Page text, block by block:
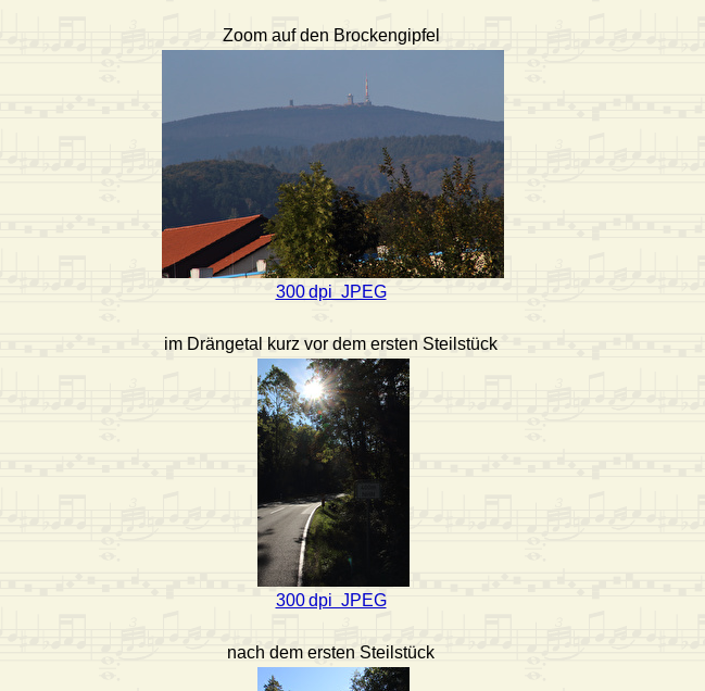
Zoom auf den Brockengipfel
300 dpi JPEG
im Drängetal kurz vor dem ersten Steilstück
300 dpi JPEG
nach dem ersten Steilstück